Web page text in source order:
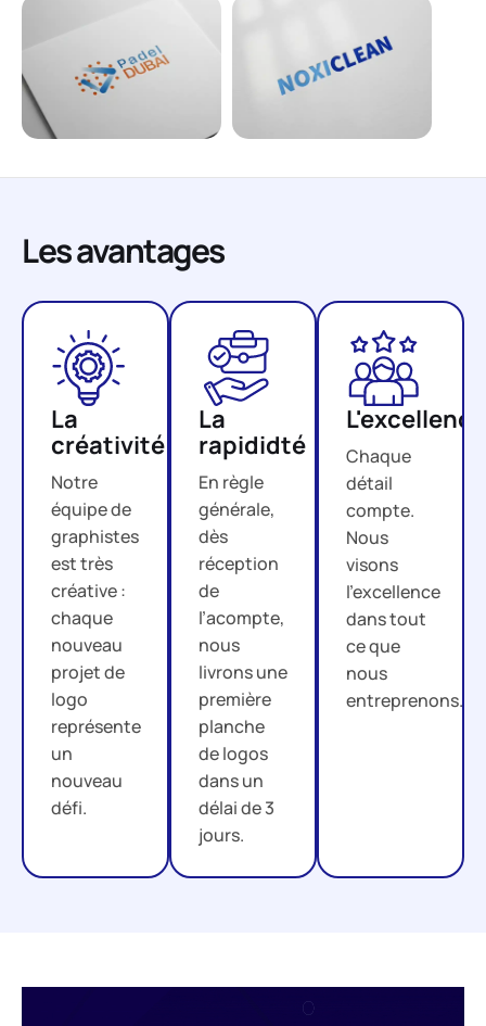
Les avantages
La
créativité
Notre
équipe de
graphistes
est très
créative :
chaque
nouveau
projet de
logo
représente
un
nouveau
défi.
La
rapididté
En règle
générale,
dès
réception
de
l’acompte,
nous
livrons une
première
planche
de logos
dans un
délai de 3
jours.
L'excellence
Chaque
détail
compte.
Nous
visons
l’excellence
dans tout
ce que
nous
entreprenons.